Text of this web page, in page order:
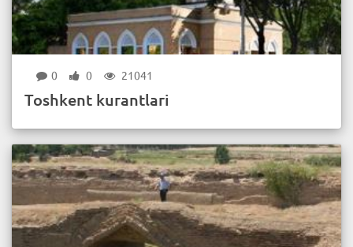
0 0 21041
Toshkent kurantlari